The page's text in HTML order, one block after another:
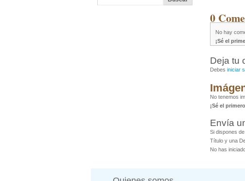
0
No hay
¡Sé el
Deja tu
Debes iniciar
No tenemos
¡Sé el
Envía
Si dispones
Título y una
No has